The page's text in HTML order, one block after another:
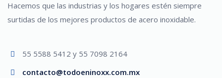
Hacemos que las industrias y los hogares estén siempre
surtidas de los mejores productos de acero inoxidable.
55 5588 5412 y 55 7098 2164
contacto@todoeninoxx.com.mx